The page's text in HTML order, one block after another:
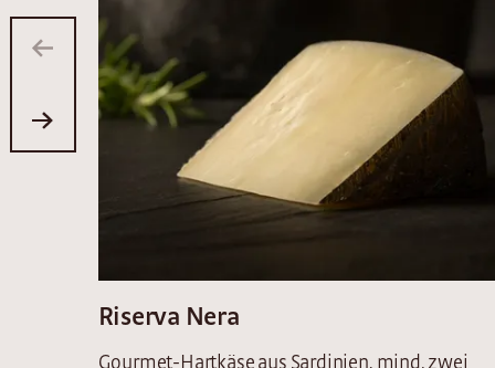
Riserva Nera
Gourmet-Hartkäse aus Sardinien, mind. zwei